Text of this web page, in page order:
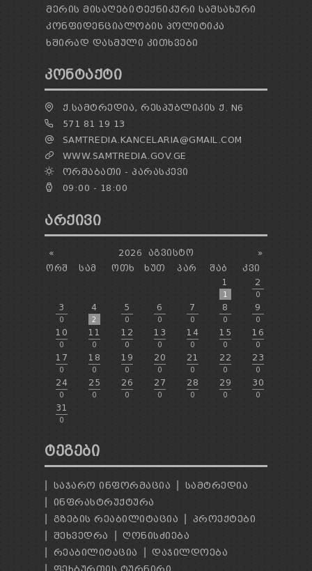
ᲛᲔᲠᲘᲡ ᲛᲘᲡᲐᲦᲔᲑᲘᲢᲔᲥᲜᲘᲙᲣᲠᲘ ᲡᲐᲛᲡᲐᲮᲣᲠᲘ
ᲙᲝᲜᲤᲘᲓᲔᲜᲪᲘᲐᲚᲝᲑᲘᲡ ᲞᲝᲚᲘᲢᲘᲙᲐ
ᲮᲨᲘᲠᲐᲓ ᲓᲐᲡᲛᲣᲚᲘ ᲙᲘᲗᲮᲕᲔᲑᲘ
ᲙᲝᲜᲢᲐᲥᲢᲘ
Ქ.ᲡᲐᲛᲢᲠᲔᲓᲘᲐ, ᲠᲔᲡᲞᲣᲑᲚᲘᲙᲘᲡ Ქ. N6
571 81 19 13
SAMTREDIA.KANCELARIA@GMAIL.COM
WWW.SAMTREDIA.GOV.GE
ᲝᲠᲨᲐᲑᲐᲗᲘ - ᲞᲐᲠᲐᲡᲙᲔᲕᲘ
09:00 - 18:00
ᲐᲠᲥᲘᲕᲘ
« »
2026
ᲐᲒᲕᲘᲡᲢᲝ
ᲝᲠᲨ
ᲡᲐᲛ ᲝᲗᲮ ᲮᲣᲗ ᲞᲐᲠ ᲨᲐᲑ
ᲙᲕᲘ
1
1
2
0
3
0
4
2
5
0
6
0
7
0
8
0
9
0
10
0
11
0
12
0
13
0
14
0
15
0
16
0
17
0
18
0
19
0
20
0
21
0
22
0
23
0
24
0
25
0
26
0
27
0
28
0
29
0
30
0
31
0
ᲢᲔᲒᲔᲑᲘ
ᲡᲐᲯᲐᲠᲝ ᲘᲜᲤᲝᲠᲛᲐᲪᲘᲐ
ᲡᲐᲛᲢᲠᲔᲓᲘᲐ
ᲘᲜᲤᲠᲐᲡᲢᲠᲣᲥᲢᲣᲠᲐ
ᲒᲖᲔᲑᲘᲡ ᲠᲔᲐᲑᲘᲚᲘᲢᲐᲪᲘᲐ
ᲞᲠᲝᲔᲥᲢᲔᲑᲘ
ᲨᲔᲮᲕᲔᲓᲠᲐ
ᲦᲝᲜᲘᲡᲫᲘᲔᲑᲐ
ᲠᲔᲐᲑᲘᲚᲘᲢᲐᲪᲘᲐ
ᲓᲐᲯᲘᲚᲓᲝᲔᲑᲐ